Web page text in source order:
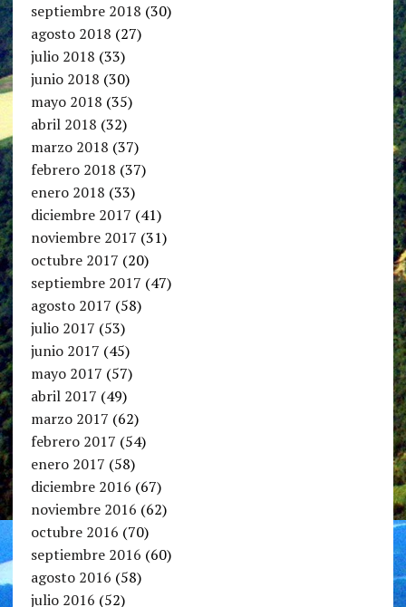
septiembre 2018 (30)
agosto 2018 (27)
julio 2018 (33)
junio 2018 (30)
mayo 2018 (35)
abril 2018 (32)
marzo 2018 (37)
febrero 2018 (37)
enero 2018 (33)
diciembre 2017 (41)
noviembre 2017 (31)
octubre 2017 (20)
septiembre 2017 (47)
agosto 2017 (58)
julio 2017 (53)
junio 2017 (45)
mayo 2017 (57)
abril 2017 (49)
marzo 2017 (62)
febrero 2017 (54)
enero 2017 (58)
diciembre 2016 (67)
noviembre 2016 (62)
octubre 2016 (70)
septiembre 2016 (60)
agosto 2016 (58)
julio 2016 (52)